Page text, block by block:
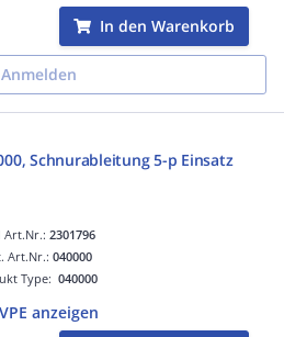
In den Warenkorb
Anmelden
Schnurableitung 5-p Einsatz
Art.Nr.: 2301796
Type: 040000
Art.Nr.: 040000
VPE anzeigen